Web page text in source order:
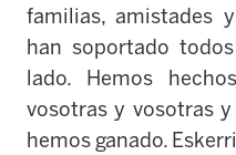
familias, amistades
han soportado
lado. Hemos
vosotras y vosotras
hemos ganado.